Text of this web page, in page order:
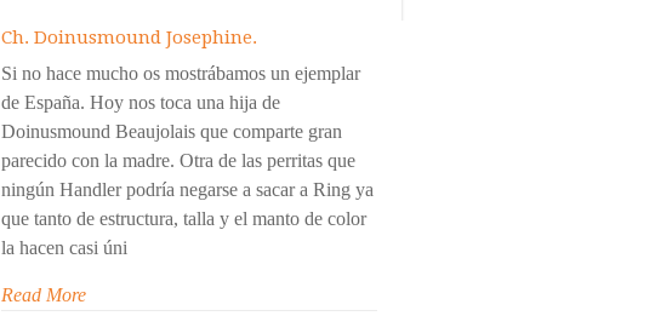
Ch. Doinusmound Josephine.
Si no hace mucho os mostrábamos un ejemplar
de España. Hoy nos toca una hija de
Doinusmound Beaujolais que comparte gran
parecido con la madre. Otra de las perritas que
ningún Handler podría negarse a sacar a Ring ya
que tanto de estructura, talla y el manto de color
la hacen casi úni
Read More